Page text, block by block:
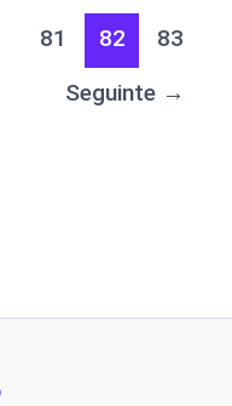
81 82
83
Seguinte →